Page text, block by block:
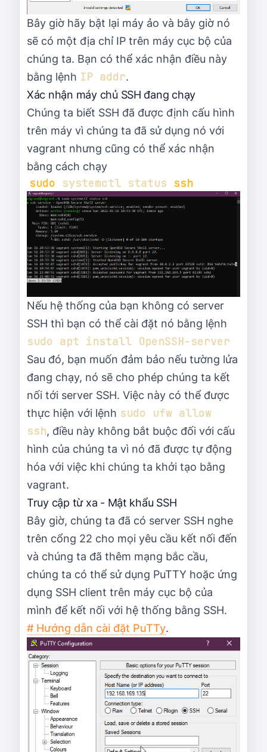
Bây giờ hãy bật lại máy ảo và bây giờ nó
sẽ có một địa chỉ IP trên máy cục bộ của
chúng ta. Bạn có thể xác nhận điều này
bằng lệnh IP addr.
Xác nhận máy chủ SSH đang chạy
Chúng ta biết SSH đã được định cấu hình
trên máy vì chúng ta đã sử dụng nó với
vagrant nhưng cũng có thể xác nhận
bằng cách chạy
sudo systemctl status ssh
Nếu hệ thống của bạn không có server
SSH thì bạn có thể cài đặt nó bằng lệnh
sudo apt install OpenSSH-server
Sau đó, bạn muốn đảm bảo nếu tường lửa
đang chạy, nó sẽ cho phép chúng ta kết
nối tới server SSH. Việc này có thể được
thực hiện với lệnh sudo ufw allow
ssh, điều này không bắt buộc đối với cấu
hình của chúng ta vì nó đã được tự động
hóa với việc khi chúng ta khởi tạo bằng
vagrant.
Truy cập từ xa - Mật khẩu SSH
Bây giờ, chúng ta đã có server SSH nghe
trên cổng 22 cho mọi yêu cầu kết nối đến
và chúng ta đã thêm mạng bắc cầu,
chúng ta có thể sử dụng PuTTY hoặc ứng
dụng SSH client trên máy cục bộ của
mình để kết nối với hệ thống bằng SSH.
# Hướng dẫn cài đặt PuTTy.